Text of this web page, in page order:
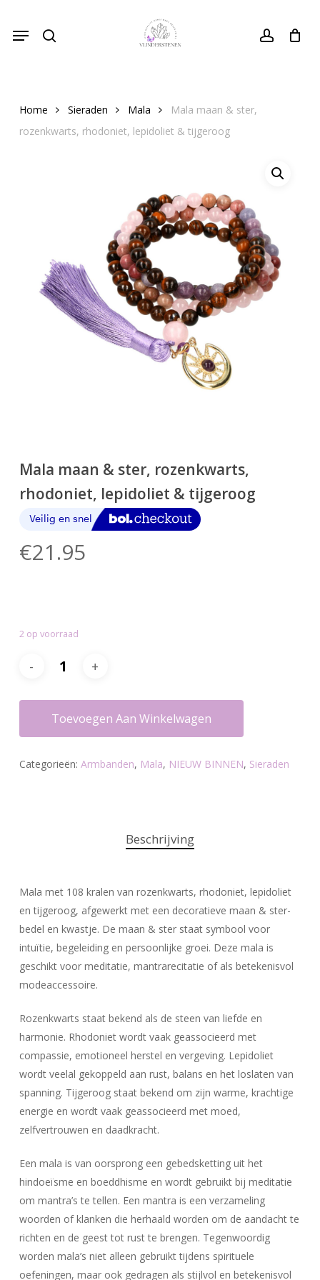
main
account
Menu Close
Cart
Home Sieraden Mala
Mala maan & ster,
rozenkwarts, rhodoniet, lepidoliet & tijgeroog
Mala maan & ster, rozenkwarts,
rhodoniet, lepidoliet & tijgeroog
€21.95
2 op voorraad
Toevoegen Aan Winkelwagen
Categorieën: Armbanden, Mala, NIEUW BINNEN, Sieraden
Beschrijving
Mala met 108 kralen van rozenkwarts, rhodoniet, lepidoliet
en tijgeroog, afgewerkt met een decoratieve maan & ster-
bedel en kwastje. De maan & ster staat symbool voor
intuïtie, begeleiding en persoonlijke groei. Deze mala is
geschikt voor meditatie, mantrarecitatie of als betekenisvol
modeaccessoire.
Rozenkwarts staat bekend als de steen van liefde en
harmonie. Rhodoniet wordt vaak geassocieerd met
compassie, emotioneel herstel en vergeving. Lepidoliet
wordt veelal gekoppeld aan rust, balans en het loslaten van
spanning. Tijgeroog staat bekend om zijn warme, krachtige
energie en wordt vaak geassocieerd met moed,
zelfvertrouwen en daadkracht.
Een mala is van oorsprong een gebedsketting uit het
hindoeïsme en boeddhisme en wordt gebruikt bij meditatie
om mantra’s te tellen. Een mantra is een verzameling
woorden of klanken die herhaald worden om de aandacht te
richten en de geest tot rust te brengen. Tegenwoordig
worden mala’s niet alleen gebruikt tijdens spirituele
oefeningen, maar ook gedragen als stijlvol en betekenisvol